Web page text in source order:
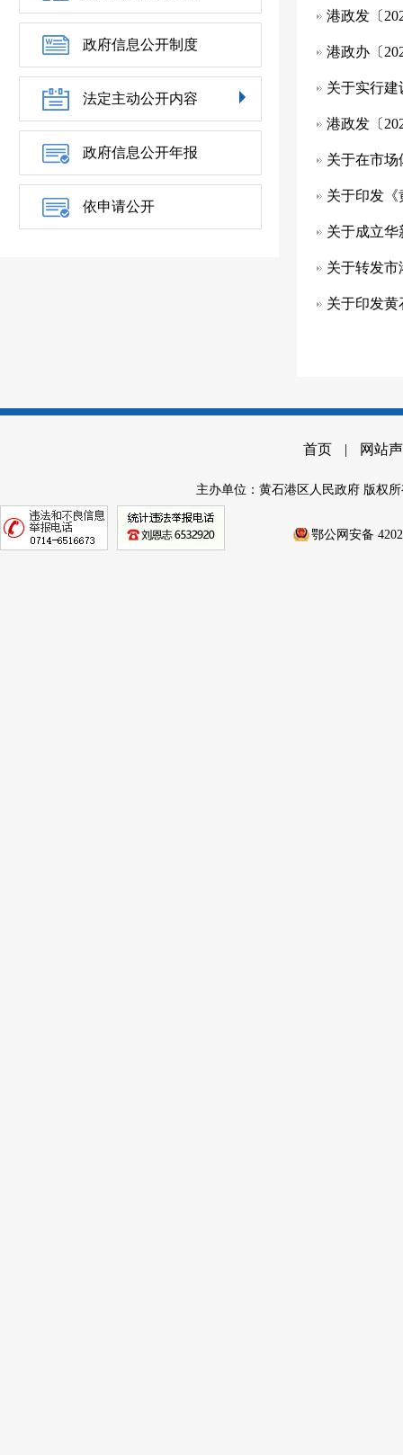
政府信息公开制度
法定主动公开内容
政府信息公开年报
依申请公开
港政发〔
港政办〔
关于实行
港政发〔
关于在市
关于印发
关于成立
关于转发
关于印发黄
首页 | 网站
主办单位：黄石港区人民政府 版权
鄂公网安备